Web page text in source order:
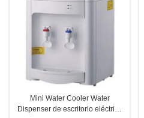
Mini Water Cooler Water
Dispenser de escritorio eléctrico